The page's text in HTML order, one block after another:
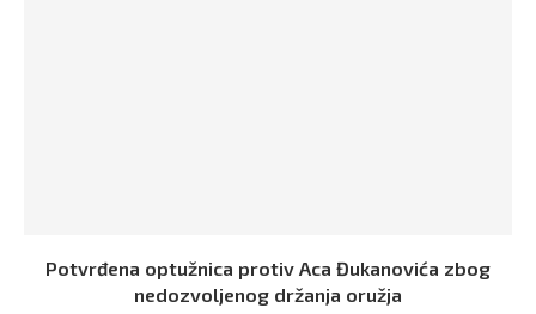
Potvrđena optužnica protiv Aca Đukanovića zbog
nedozvoljenog držanja oružja